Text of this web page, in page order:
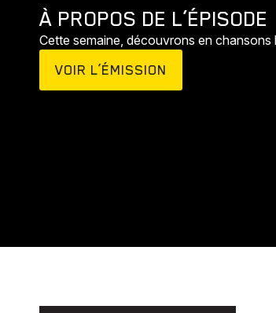
À PROPOS DE L’ÉPISODE
Cette semaine, découvrons en chansons
VOIR L’ÉMISSION